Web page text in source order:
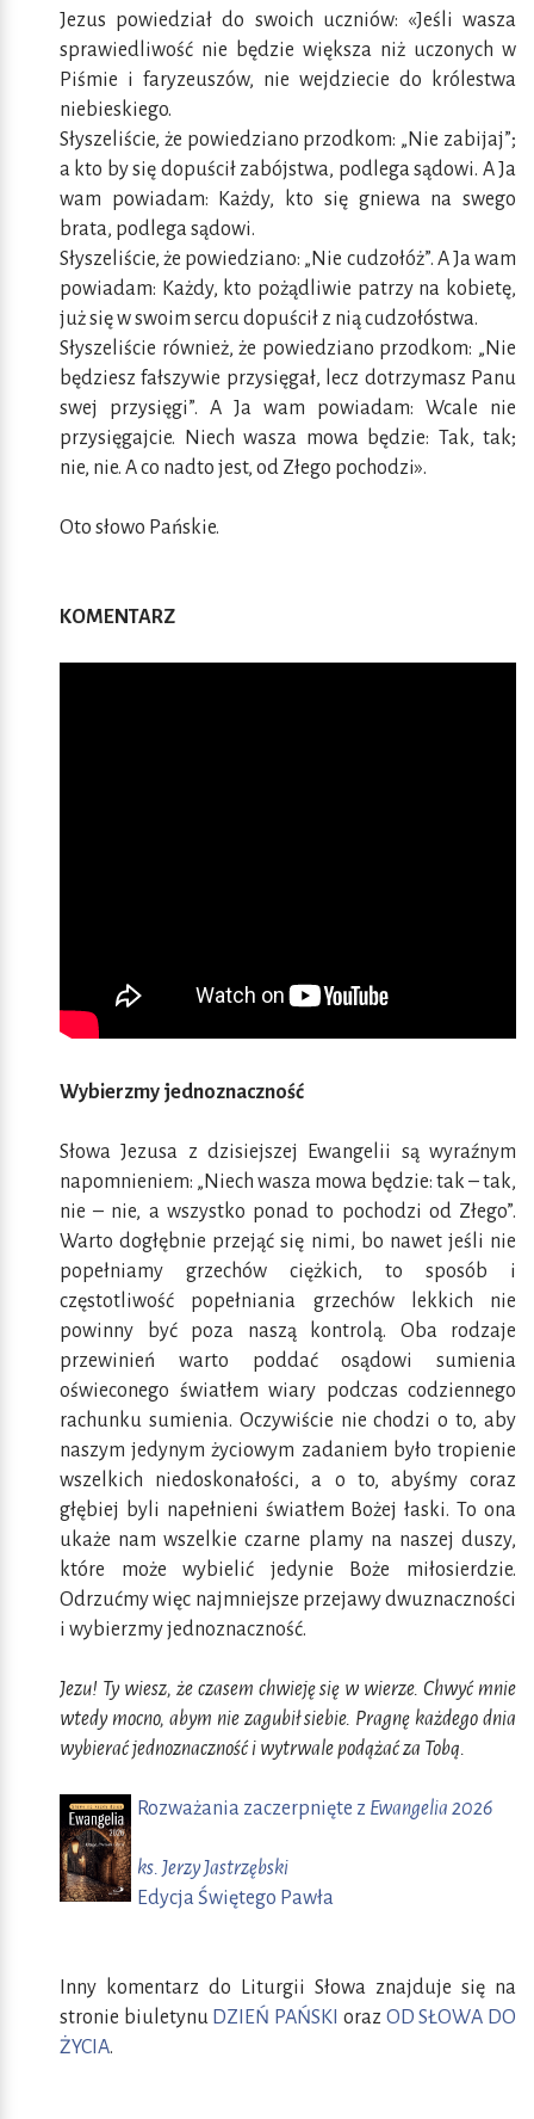
Jezus powiedział do swoich uczniów: «Jeśli wasza
sprawiedliwość nie będzie większa niż uczonych w
Piśmie i faryzeuszów, nie wejdziecie do królestwa
niebieskiego.
Słyszeliście, że powiedziano przodkom: „Nie zabijaj”;
a kto by się dopuścił zabójstwa, podlega sądowi. A Ja
wam powiadam: Każdy, kto się gniewa na swego
brata, podlega sądowi.
Słyszeliście, że powiedziano: „Nie cudzołóż”. A Ja wam
powiadam: Każdy, kto pożądliwie patrzy na kobietę,
już się w swoim sercu dopuścił z nią cudzołóstwa.
Słyszeliście również, że powiedziano przodkom: „Nie
będziesz fałszywie przysięgał, lecz dotrzymasz Panu
swej przysięgi”. A Ja wam powiadam: Wcale nie
przysięgajcie. Niech wasza mowa będzie: Tak, tak;
nie, nie. A co nadto jest, od Złego pochodzi».
Oto słowo Pańskie.
KOMENTARZ
Wybierzmy jednoznaczność
Słowa Jezusa z dzisiejszej Ewangelii są wyraźnym
napomnieniem: „Niech wasza mowa będzie: tak – tak,
nie – nie, a wszystko ponad to pochodzi od Złego”.
Warto dogłębnie przejąć się nimi, bo nawet jeśli nie
popełniamy grzechów ciężkich, to sposób i
częstotliwość popełniania grzechów lekkich nie
powinny być poza naszą kontrolą. Oba rodzaje
przewinień warto poddać osądowi sumienia
oświeconego światłem wiary podczas codziennego
rachunku sumienia. Oczywiście nie chodzi o to, aby
naszym jedynym życiowym zadaniem było tropienie
wszelkich niedoskonałości, a o to, abyśmy coraz
głębiej byli napełnieni światłem Bożej łaski. To ona
ukaże nam wszelkie czarne plamy na naszej duszy,
które może wybielić jedynie Boże miłosierdzie.
Odrzućmy więc najmniejsze przejawy dwuznaczności
i wybierzmy jednoznaczność.
Jezu! Ty wiesz, że czasem chwieję się w wierze. Chwyć mnie
wtedy mocno, abym nie zagubił siebie. Pragnę każdego dnia
wybierać jednoznaczność i wytrwale podążać za Tobą.
Rozważania zaczerpnięte z Ewangelia 2026
ks. Jerzy Jastrzębski
Edycja Świętego Pawła
Inny komentarz do Liturgii Słowa znajduje się na
stronie biuletynu DZIEŃ PAŃSKI oraz OD SŁOWA DO
ŻYCIA.